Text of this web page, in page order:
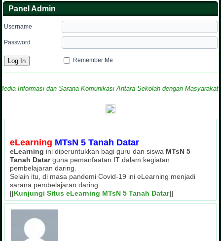
Panel Admin
Username
Password
Remember Me
dan Sarana Komunikasi Antara Sekolah dengan Masyarakat
eLearning MTsN 5 Tanah Datar
eLearning ini diperuntukkan bagi guru dan siswa MTsN 5
Tanah Datarguna pemanfaatan IT dalam kegiatan
pembelajaran daring.
Selain itu, di masa pandemi Covid-19 ini eLearning menjadi
sarana pembelajaran daring.
[[Kunjungi Situs eLearning MTsN 5 Tanah Datar]]